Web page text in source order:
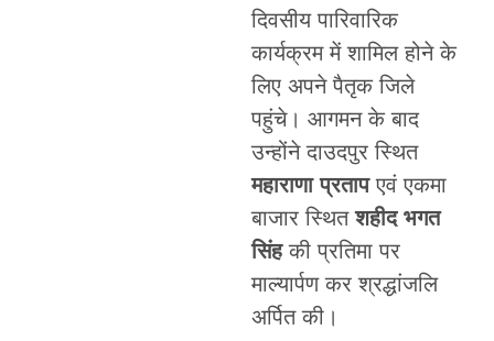
दिवसीय पारिवारिक
कार्यक्रम में शामिल होने के
लिए अपने पैतृक जिले
पहुंचे। आगमन के बाद
उन्होंने दाउदपुर स्थित
महाराणा प्रतापएवं एकमा
बाजार स्थितशहीद भगत
सिंहकी प्रतिमा पर
माल्यार्पण कर श्रद्धांजलि
अर्पित की।